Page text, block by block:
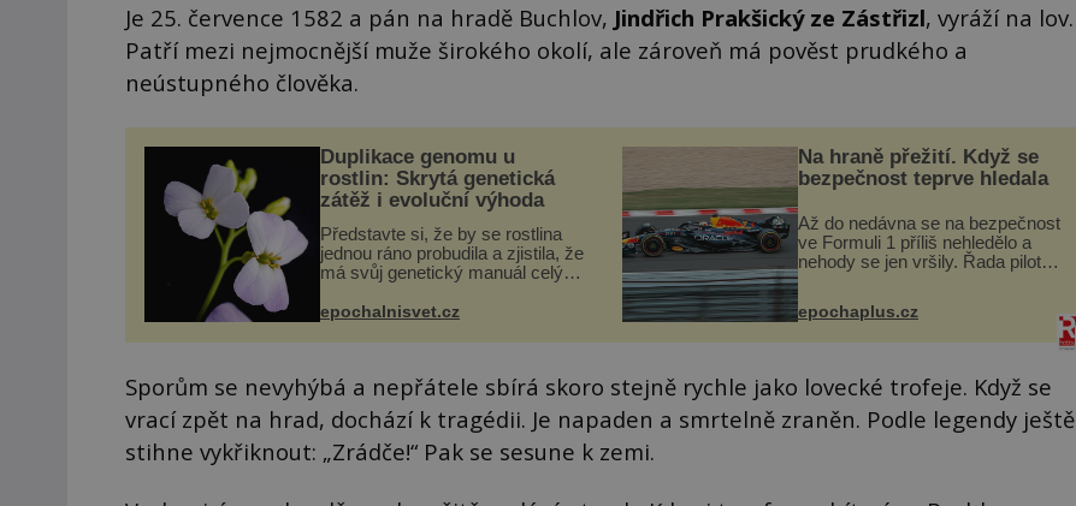
Je 25. července 1582 a pán na hradě Buchlov, Jindřich Prakšický ze Zástřizl, vyráží na lov.
Patří mezi nejmocnější muže širokého okolí, ale zároveň má pověst prudkého a
neústupného člověka.
Duplikace genomu u
rostlin: Skrytá genetická
zátěž i evoluční výhoda
Představte si, že by se rostlina
jednou ráno probudila a zjistila, že
má svůj genetický manuál celý
přírodě stane – a podle nového
vstupenka...
epochalnisvet.cz
Na hraně přežití. Když se
bezpečnost teprve hledala
Až do nedávna se na bezpečnost
ve Formuli 1 příliš nehledělo a
nehody se jen vršily. Řada pilotů
i ztrátou života. Dnes
nepochopiteln...
epochaplus.cz
Sporům se nevyhýbá a nepřátele sbírá skoro stejně rychle jako lovecké trofeje. Když se
vrací zpět na hrad, dochází k tragédii. Je napaden a smrtelně zraněn. Podle legendy ještě
stihne vykřiknout: „Zrádče!“ Pak se sesune k zemi.